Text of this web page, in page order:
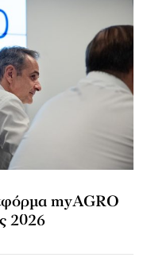
myAGRO
2026